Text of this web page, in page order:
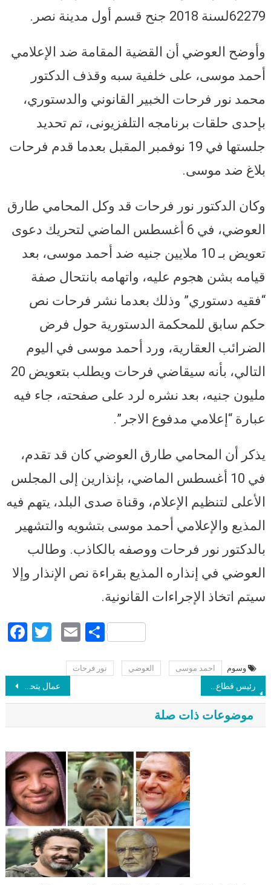
62279لسنة 2018 جنح قسم أول مدينة نصر.
وأوضح العوضي أن القضية المقامة ضد الإعلامي
أحمد موسى، على خلفية سبه وقذف الدكتور
محمد نور فرحات الخبير القانوني والدستوري،
بإحدى حلقات برنامجه التلفزيونى، تم تحديد
جلستها في 19 نوفمبر المقبل بعدما قدم فرحات
بلاغ ضد موسى.
وكان الدكتور نور فرحات قد وكل المحامي طارق
العوضي، في 6 أغسطس الماضي لتحريك دعوى
تعويض بـ 10 ملايين جنيه ضد أحمد موسى، بعد
قيامه بشن هجوم عليه، واتهامه بانتحال صفة
“فقيه دستوري” وذلك بعدما نشر فرحات نص
حكم سابق للمحكمة الدستورية حول فرض
الضرائب العقارية، ورد أحمد موسى في اليوم
التالي، بأنه سيقاضي فرحات ويطلب بتعويض 20
مليون جنيه، بعد نشره لرد على صفحته، جاء فيه
عبارة “إعلامي مدفوع الاجر”.
يذكر أن المحامي طارق العوضي كان قد تقدم،
في 10 أغسطس الماضي، بإنذارين إلى المجلس
الأعلى لتنظيم الإعلام، وقناة صدى البلد، يتهم فيه
المذيع والإعلامي أحمد موسى بتشويه والتشهير
بالدكتور نور فرحات ووصفه بالكاذب. وطالب
العوضي في إنذاره المذيع بقراءة نص الإنذار وإلا
سيتم اتخاذ الإجراءات القانونية.
Facebook
Twitter
EmailShare
وسوم احمد موسى العوضي نور فرحات
Post navigation
عمال يتحدثون عن مطالبهم من قانون العمل الجديد: أمان وظيفي وأجور عادلة وعقوبات رادعة على أصحاب الأعمال
موضوعات ذات صلة